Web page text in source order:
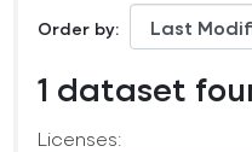
Order by
1 dataset
Licenses: